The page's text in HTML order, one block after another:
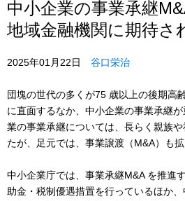
中小企業の事業承継
地域金融機関に期待さ
2025年01月22日 谷口栄治
団塊の世代の多くが75 歳以上の後期高
に直面するなか、中小企業の事業承継
業の事業承継については、長らく親族
たが、足元では、事業譲渡（M&A）も拡
中小企業庁では、事業承継M&A を推進
助金・税制優遇措置を行っているほか